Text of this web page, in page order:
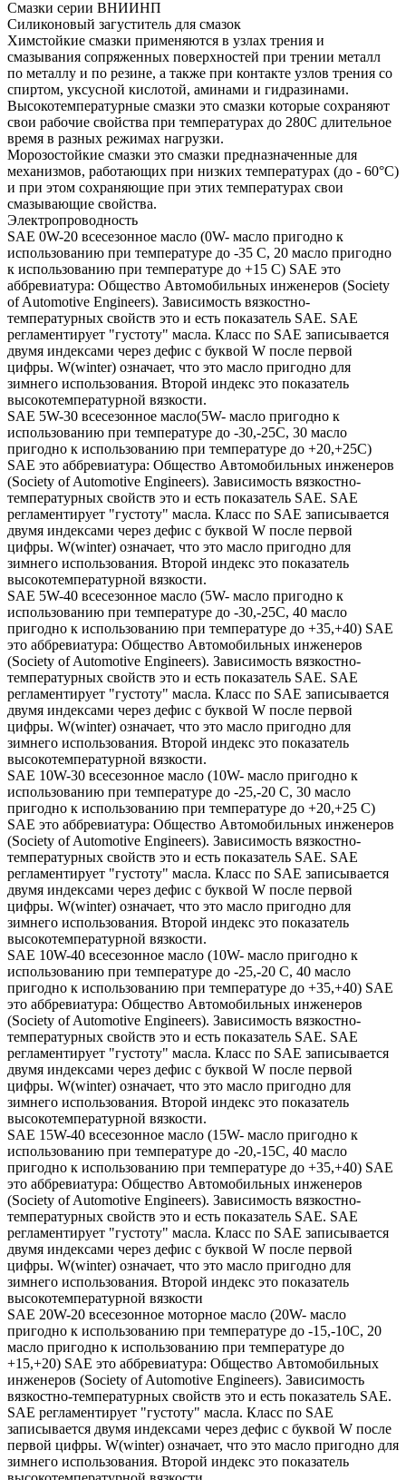
Смазки серии ВНИИНП
Силиконовый загуститель для смазок
Химстойкие смазки применяются в узлах трения и
смазывания сопряженных поверхностей при трении металл
по металлу и по резине, а также при контакте узлов трения со
спиртом, уксусной кислотой, аминами и гидразинами.
Высокотемпературные смазки это смазки которые сохраняют
свои рабочие свойства при температурах до 280С длительное
время в разных режимах нагрузки.
Морозостойкие смазки это смазки предназначенные для
механизмов, работающих при низких температурах (до - 60°С)
и при этом сохраняющие при этих температурах свои
смазывающие свойства.
Электропроводность
SAE 0W-20 всесезонное масло (0W- масло пригодно к
использованию при температуре до -35 С, 20 масло пригодно
к использованию при температуре до +15 С) SAE это
аббревиатура: Общество Автомобильных инженеров (Society
of Automotive Engineers). Зависимость вязкостно-
температурных свойств это и есть показатель SAE. SAE
регламентирует "густоту" масла. Класс по SAE записывается
двумя индексами через дефис с буквой W после первой
цифры. W(winter) означает, что это масло пригодно для
зимнего использования. Второй индекс это показатель
высокотемпературной вязкости.
SAE 5W-30 всесезонное масло(5W- масло пригодно к
использованию при температуре до -30,-25С, 30 масло
пригодно к использованию при температуре до +20,+25С)
SAE это аббревиатура: Общество Автомобильных инженеров
(Society of Automotive Engineers). Зависимость вязкостно-
температурных свойств это и есть показатель SAE. SAE
регламентирует "густоту" масла. Класс по SAE записывается
двумя индексами через дефис с буквой W после первой
цифры. W(winter) означает, что это масло пригодно для
зимнего использования. Второй индекс это показатель
высокотемпературной вязкости.
SAE 5W-40 всесезонное масло (5W- масло пригодно к
использованию при температуре до -30,-25С, 40 масло
пригодно к использованию при температуре до +35,+40) SAE
это аббревиатура: Общество Автомобильных инженеров
(Society of Automotive Engineers). Зависимость вязкостно-
температурных свойств это и есть показатель SAE. SAE
регламентирует "густоту" масла. Класс по SAE записывается
двумя индексами через дефис с буквой W после первой
цифры. W(winter) означает, что это масло пригодно для
зимнего использования. Второй индекс это показатель
высокотемпературной вязкости.
SAE 10W-30 всесезонное масло (10W- масло пригодно к
использованию при температуре до -25,-20 С, 30 масло
пригодно к использованию при температуре до +20,+25 С)
SAE это аббревиатура: Общество Автомобильных инженеров
(Society of Automotive Engineers). Зависимость вязкостно-
температурных свойств это и есть показатель SAE. SAE
регламентирует "густоту" масла. Класс по SAE записывается
двумя индексами через дефис с буквой W после первой
цифры. W(winter) означает, что это масло пригодно для
зимнего использования. Второй индекс это показатель
высокотемпературной вязкости.
SAE 10W-40 всесезонное масло (10W- масло пригодно к
использованию при температуре до -25,-20 С, 40 масло
пригодно к использованию при температуре до +35,+40) SAE
это аббревиатура: Общество Автомобильных инженеров
(Society of Automotive Engineers). Зависимость вязкостно-
температурных свойств это и есть показатель SAE. SAE
регламентирует "густоту" масла. Класс по SAE записывается
двумя индексами через дефис с буквой W после первой
цифры. W(winter) означает, что это масло пригодно для
зимнего использования. Второй индекс это показатель
высокотемпературной вязкости.
SAE 15W-40 всесезонное масло (15W- масло пригодно к
использованию при температуре до -20,-15С, 40 масло
пригодно к использованию при температуре до +35,+40) SAE
это аббревиатура: Общество Автомобильных инженеров
(Society of Automotive Engineers). Зависимость вязкостно-
температурных свойств это и есть показатель SAE. SAE
регламентирует "густоту" масла. Класс по SAE записывается
двумя индексами через дефис с буквой W после первой
цифры. W(winter) означает, что это масло пригодно для
зимнего использования. Второй индекс это показатель
высокотемпературной вязкости
SAE 20W-20 всесезонное моторное масло (20W- масло
пригодно к использованию при температуре до -15,-10С, 20
масло пригодно к использованию при температуре до
+15,+20) SAE это аббревиатура: Общество Автомобильных
инженеров (Society of Automotive Engineers). Зависимость
вязкостно-температурных свойств это и есть показатель SAE.
SAE регламентирует "густоту" масла. Класс по SAE
записывается двумя индексами через дефис с буквой W после
первой цифры. W(winter) означает, что это масло пригодно для
зимнего использования. Второй индекс это показатель